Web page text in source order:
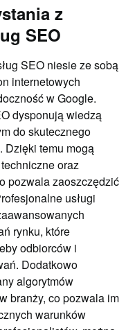
z
SEO
SEO niesie ze sobą
internetowych
w Google.
dysponują wiedzą
do skutecznego
Dzięki temu mogą
oraz
pozwala zaoszczędzić
usługi
rynku, które
odbiorców i
Dodatkowo
algorytmów
branży, co pozwala im
warunków